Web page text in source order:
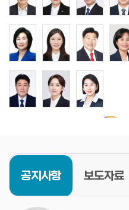
공지사항 보도자료